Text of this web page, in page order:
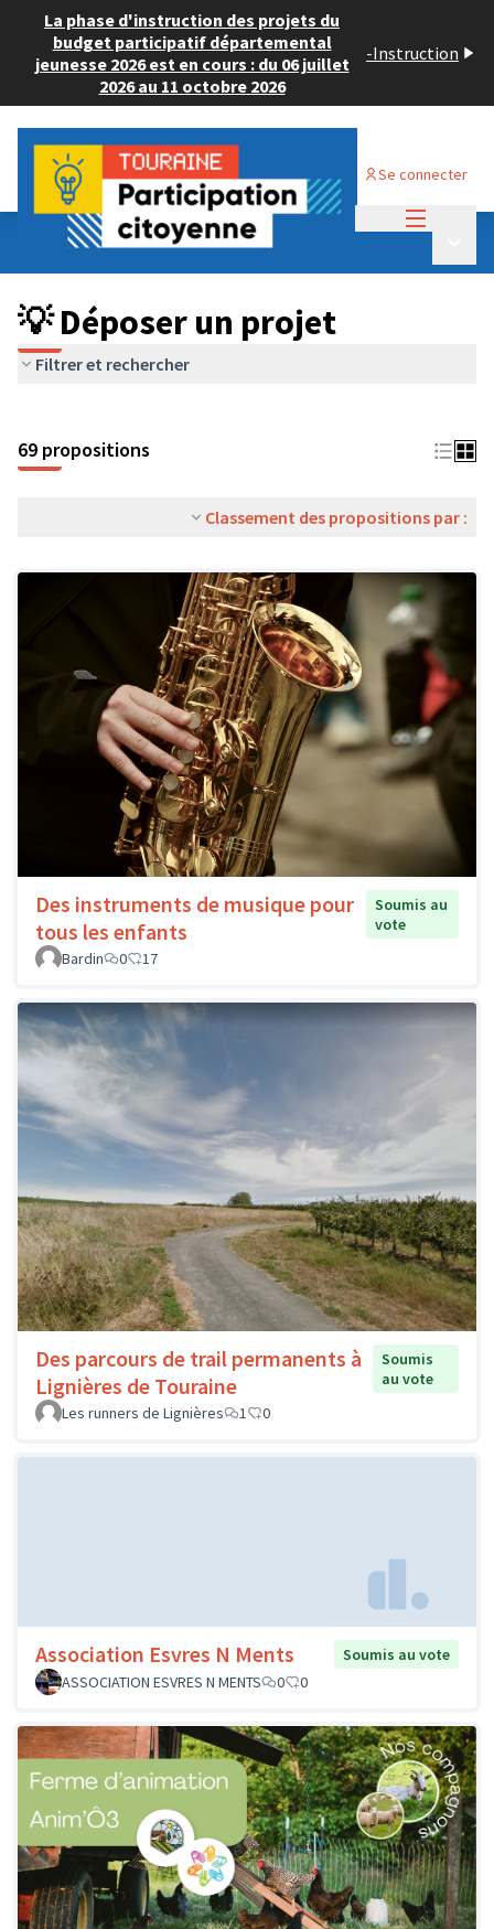
La phase d'instruction des projets du
budget participatif départemental
jeunesse 2026 est en cours : du 06 juillet
2026 au 11 octobre 2026
-Instruction
Se connecter
Budget Participatif ADULTE 2024
💡 Déposer un projet
💡 Déposer un projet
Filtrer et rechercher
69 propositions
Classement des propositions par :
Des instruments de musique pour
tous les enfants
Soumis au
vote
Bardin
0 17
Des parcours de trail permanents à
Lignières de Touraine
Soumis
au vote
Les runners de Lignières
1 0
Association Esvres N Ments
Soumis au vote
ASSOCIATION ESVRES N MENTS
0 0